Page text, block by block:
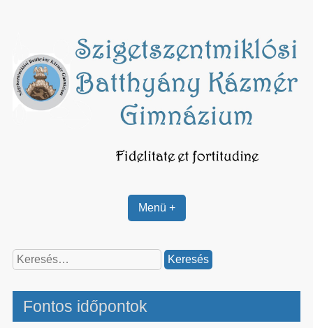
Menü +
Keresés:
Fontos időpontok